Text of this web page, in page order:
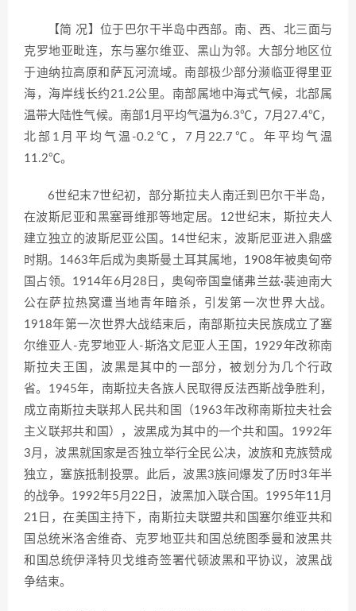
【简 况】位于巴尔干半岛中西部。南、西、北三面与
克罗地亚毗连，东与塞尔维亚、黑山为邻。大部分地区位
于迪纳拉高原和萨瓦河流域。南部极少部分濒临亚得里亚
海，海岸线长约21.2公里。南部属地中海式气候，北部属
温带大陆性气候。南部1月平均气温为6.3℃，7月27.4℃，
北部1月平均气温-0.2℃，7月22.7℃。年平均气温
11.2℃。
6世纪末7世纪初，部分斯拉夫人南迁到巴尔干半岛，
在波斯尼亚和黑塞哥维那等地定居。12世纪末，斯拉夫人
建立独立的波斯尼亚公国。14世纪末，波斯尼亚进入鼎盛
时期。1463年后成为奥斯曼土耳其属地，1908年被奥匈帝
国占领。1914年6月28日，奥匈帝国皇储弗兰兹·裴迪南大
公在萨拉热窝遭当地青年暗杀，引发第一次世界大战。
1918年第一次世界大战结束后，南部斯拉夫民族成立了塞
尔维亚人-克罗地亚人-斯洛文尼亚人王国，1929年改称南
斯拉夫王国，波黑是其中的一部分，被划分为几个行政
省。1945年，南斯拉夫各族人民取得反法西斯战争胜利，
成立南斯拉夫联邦人民共和国（1963年改称南斯拉夫社会
主义联邦共和国），波黑成为其中的一个共和国。1992年
3月，波黑就国家是否独立举行全民公决，波族和克族赞成
独立，塞族抵制投票。此后，波黑3族间爆发了历时3年半
的战争。1992年5月22日，波黑加入联合国。1995年11月
21日，在美国主持下，南斯拉夫联盟共和国塞尔维亚共和
国总统米洛舍维奇、克罗地亚共和国总统图季曼和波黑共
和国总统伊泽特贝戈维奇签署代顿波黑和平协议，波黑战
争结束。